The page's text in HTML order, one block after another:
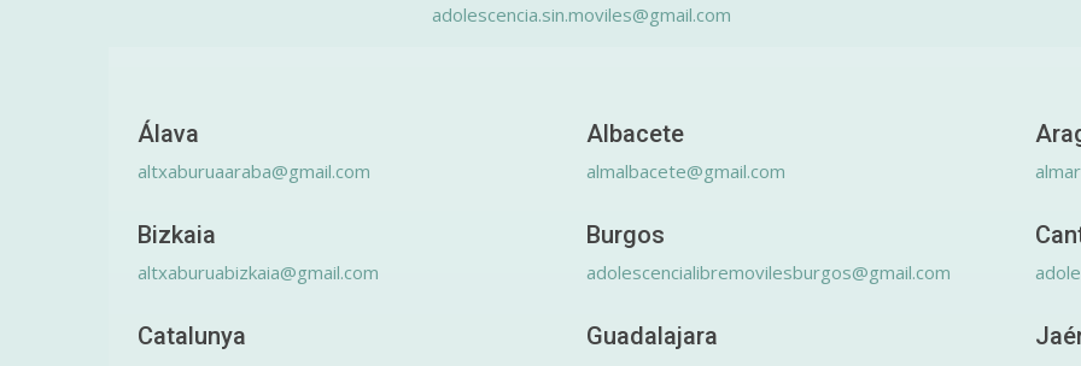
adolescencia.sin.moviles@gmail.com
Álava
altxaburuaaraba@gmail.com
Albacete
almalbacete@gmail.com
Bizkaia
altxaburuabizkaia@gmail.com
Burgos
adolescencialibremovilesburgos@gmail.com
Catalunya Guadalajara